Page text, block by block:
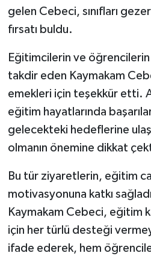
gelen Cebeci, sınıfları
fırsatı buldu.
Eğitimcilerin ve
takdir eden Kaymakam
emekleri için teşekkür etti.
eğitim hayatlarında
gelecekteki hedeflerine
olmanın önemine dikkat
Bu tür ziyaretlerin, eğitim
motivasyonuna katkı
Kaymakam Cebeci, eğitim
için her türlü desteği
ifade ederek, hem